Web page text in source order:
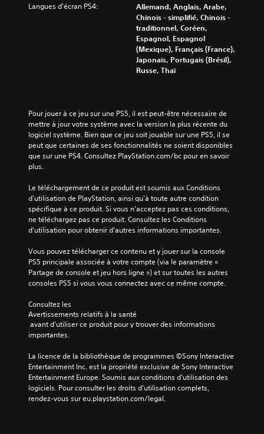
Langues d'écran PS4:
Allemand, Anglais, Arabe,
Chinois - simplifié, Chinois -
traditionnel, Coréen,
Espagnol, Espagnol
(Mexique), Français (France),
Japonais, Portugais (Brésil),
Russe, Thaï
Pour jouer à ce jeu sur une PS5, il est peut-être nécessaire de
mettre à jour votre système avec la version la plus récente du
logiciel système. Bien que ce jeu soit jouable sur une PS5, il se
peut que certaines de ses fonctionnalités ne soient disponibles
que sur une PS4. Consultez PlayStation.com/bc pour en savoir
plus.
Le téléchargement de ce produit est soumis aux Conditions
d'utilisation de PlayStation, ainsi qu'à toute autre condition
spécifique à ce produit. Si vous n'acceptez pas ces conditions,
ne téléchargez pas ce produit. Consultez les Conditions
d'utilisation pour obtenir d'autres informations importantes.
Vous pouvez télécharger ce contenu et y jouer sur la console
PS5 principale associée à votre compte (via le paramètre «
Partage de console et jeu hors ligne ») et sur toutes les autres
consoles PS5 si vous vous connectez avec ce même compte.
Consultez les
Avertissements relatifs à la santé
importantes.
La licence de la bibliothèque de programmes ©Sony Interactive
Entertainment Inc. est la propriété exclusive de Sony Interactive
Entertainment Europe. Soumis aux conditions d’utilisation des
logiciels. Pour consulter les droits d’utilisation complets,
rendez-vous sur eu.playstation.com/legal.